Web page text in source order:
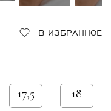
В ИЗБРАННОЕ
17,5 18